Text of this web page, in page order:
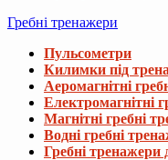
Гребні тренажери
Пульсометри
Килимки під
Аеромагнітні
Електромагнітні
Магнітні гребні
Водні гребні
Гребні тренажери